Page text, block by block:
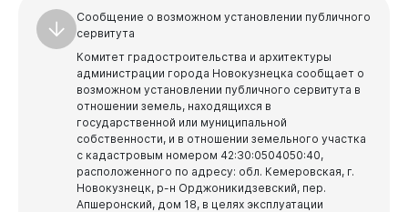
Сообщение о возможном установлении публичного
сервитута
Комитет градостроительства и архитектуры
администрации города Новокузнецка сообщает о
возможном установлении публичного сервитута в
отношении земель, находящихся в
государственной или муниципальной
собственности, и в отношении земельного участка
с кадастровым номером 42:30:0504050:40,
расположенного по адресу: обл. Кемеровская, г.
Новокузнецк, р-н Орджоникидзевский, пер.
Апшеронский, дом 18, в целях эксплуатации